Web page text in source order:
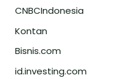
CNBCIndonesia
Kontan
Bisnis.com
id.investing.com